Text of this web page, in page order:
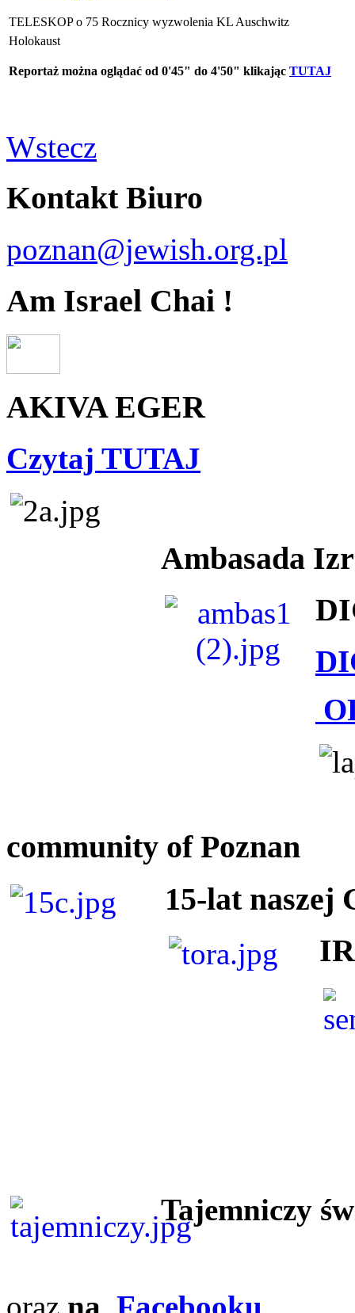
TELESKOP o 75 Rocznicy wyzwolenia KL Auschwitz
Holokaust
Reportaż można oglądać od 0'45" do 4'50" klikając TUTAJ
Wstecz
Kontakt Biuro
poznan@jewish.org.pl
Am Israel Chai !
AKIVA EGER
Czytaj TUTAJ
Ambasada
community of Poznan
15-lat naszej
Tajemniczy
oraz na Facebooku